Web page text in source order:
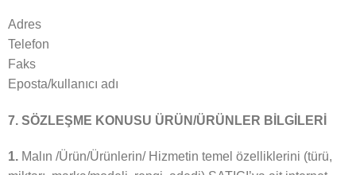
Adres
Telefon
Faks
Eposta/kullanıcı adı
7. SÖZLEŞME KONUSU ÜRÜN/ÜRÜNLER BİLGİLERİ
1.Malın /Ürün/Ürünlerin/ Hizmetin temel özelliklerini (türü,